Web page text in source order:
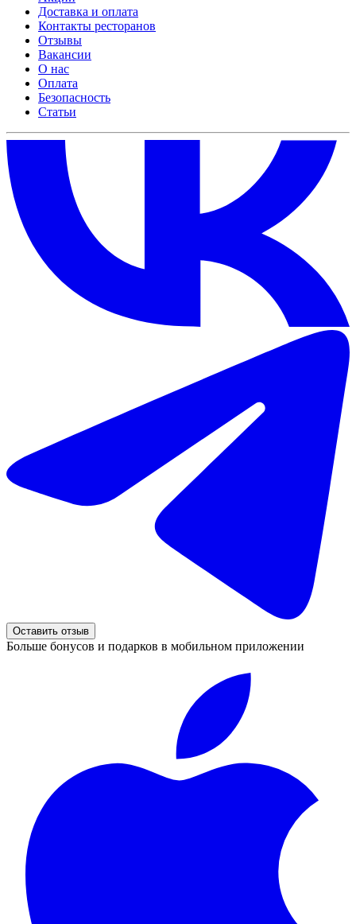
Доставка и оплата
Контакты ресторанов
Отзывы
Вакансии
О нас
Оплата
Безопасность
Статьи
Оставить отзыв
Больше бонусов и подарков в мобильном приложении